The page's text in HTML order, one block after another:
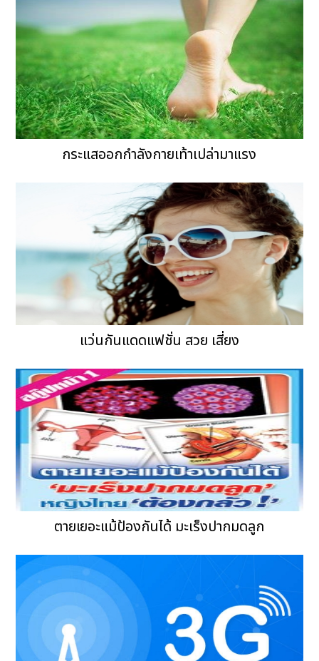
กระแสออกกำลังกายเท้าเปล่ามาแรง
แว่นกันแดดแฟชั่น สวย เสี่ยง
ตายเยอะแม้ป้องกันได้ มะเร็งปากมดลูก